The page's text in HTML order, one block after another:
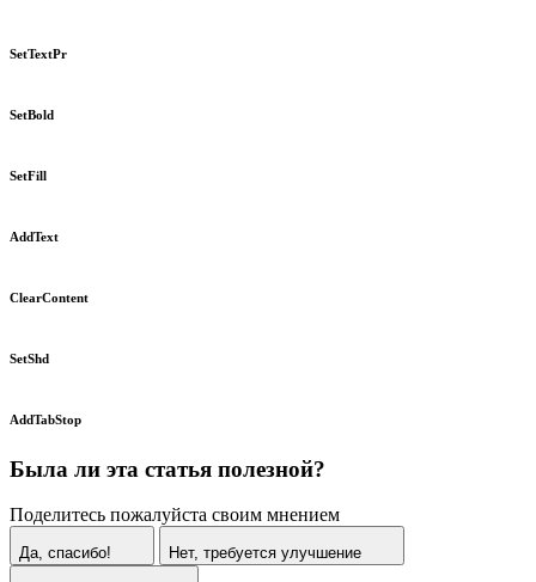
SetTextPr
SetBold
SetFill
AddText
ClearContent
SetShd
AddTabStop
Была ли эта статья полезной?
Поделитесь пожалуйста своим мнением
Да, спасибо! Нет, требуется улучшение